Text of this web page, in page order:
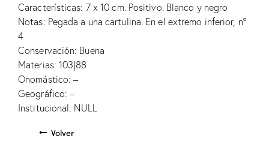
Características: 7 x 10 cm. Positivo. Blanco y negro
Notas: Pegada a una cartulina. En el extremo inferior, nº
4
Conservación: Buena
Materias: 103|88
Onomástico: –
Geográfico: –
Institucional: NULL
Volver